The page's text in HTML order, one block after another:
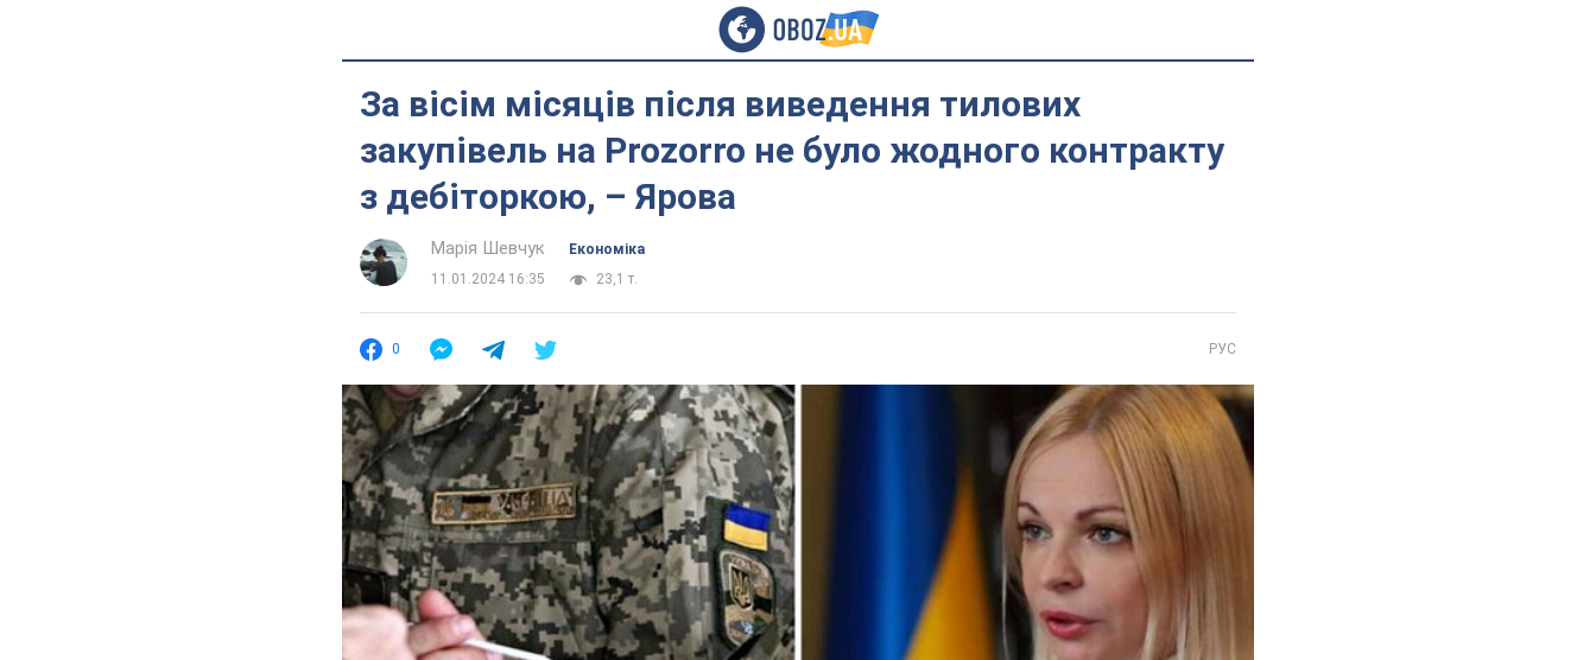
За вісім місяців після виведення тилових
закупівель на Prozorro не було жодного контракту
з дебіторкою, – Ярова
Марія Шевчук
Економіка
11.01.2024 16:35
23,1 т.
0 РУС